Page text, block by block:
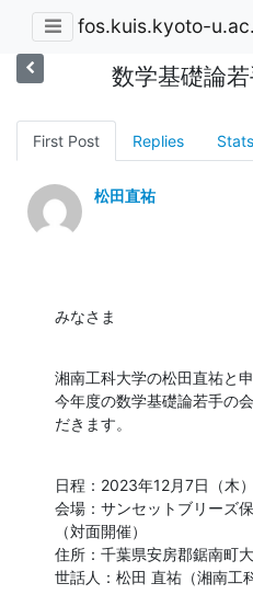
fos.kuis.kyoto-
数学基礎論
First Post Replies Stats
松田直祐
みなさま
湘南工科大学の松田直祐と申
今年度の数学基礎論若手の
だきます。
日程：2023年12月7日（木
会場：サンセットブリーズ
（対面開催）
住所：千葉県安房郡鋸南町
世話人：松田 直祐（湘南工